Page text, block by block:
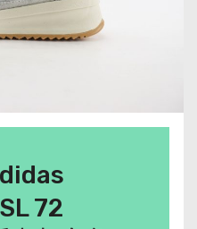
72